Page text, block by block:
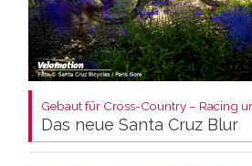
Gebaut für Cross-Country – Racing
Das neue Santa Cruz Blur